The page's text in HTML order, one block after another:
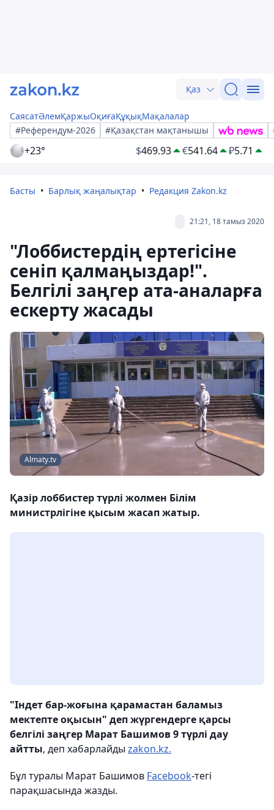
Қаз
СаясатӘлемҚаржыОқиғаҚұқықМақалалар
#Референдум-2026
#Қазақстан мақтанышы
+23° $469.93 €541.64 ₽5.71
Басты Барлық жаңалықтар Редакция Zakon.kz
21:21, 18 тамыз 2020
"Лоббистердің ертегісіне
сеніп қалмаңыздар!".
Белгілі заңгер ата-аналарға
ескерту жасады
Almaty.tv
Қазір лоббистер түрлі жолмен Білім
министрлігіне қысым жасап жатыр.
"Індет бар-жоғына қарамастан баламыз
мектепте оқысын" деп жүргендерге қарсы
белгілі заңгер Марат Башимов 9 түрлі дау
айтты, деп хабарлайды zakon.kz.
Бұл туралы Марат Башимов Facebook-тегі
парақшасында жазды.